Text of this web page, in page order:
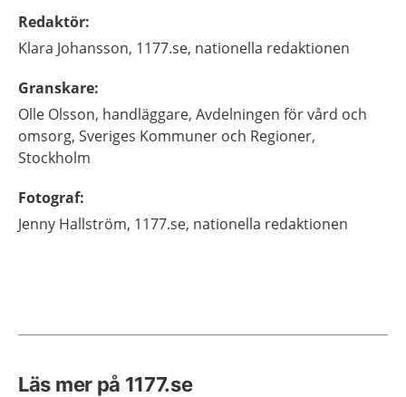
Redaktör:
Klara Johansson, 1177.se, nationella redaktionen
Granskare:
Olle Olsson, handläggare, Avdelningen för vård och
omsorg, Sveriges Kommuner och Regioner,
Stockholm
Fotograf:
Jenny Hallström, 1177.se, nationella redaktionen
Läs mer på 1177.se